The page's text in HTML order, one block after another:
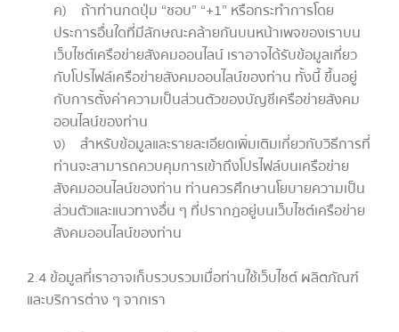
ค) ถ้าท่านกดปุ่ม “ชอบ” “+1” หรือกระทำการโดย
ประการอื่นใดที่มีลักษณะคล้ายกันบนหน้าเพจของเราบน
เว็บไซต์เครือข่ายสังคมออนไลน์ เราอาจได้รับข้อมูลเกี่ยว
กับโปรไฟล์เครือข่ายสังคมออนไลน์ของท่าน ทั้งนี้ ขึ้นอยู่
กับการตั้งค่าความเป็นส่วนตัวของบัญชีเครือข่ายสังคม
ออนไลน์ของท่าน
ง) สำหรับข้อมูลและรายละเอียดเพิ่มเติมเกี่ยวกับวิธีการที่
ท่านจะสามารถควบคุมการเข้าถึงโปรไฟล์บนเครือข่าย
สังคมออนไลน์ของท่าน ท่านควรศึกษานโยบายความเป็น
ส่วนตัวและแนวทางอื่น ๆ ที่ปรากฎอยู่บนเว็บไซต์เครือข่าย
สังคมออนไลน์ของท่าน
2.4 ข้อมูลที่เราอาจเก็บรวบรวมเมื่อท่านใช้เว็บไซต์ ผลิตภัณฑ์
และบริการต่าง ๆ จากเรา